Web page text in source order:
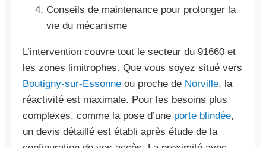
Conseils de maintenance pour prolonger la
vie du mécanisme
L’intervention couvre tout le secteur du 91660 et
les zones limitrophes. Que vous soyez situé vers
Boutigny-sur-Essonne ou proche de Norville, la
réactivité est maximale. Pour les besoins plus
complexes, comme la pose d’une porte blindée,
un devis détaillé est établi après étude de la